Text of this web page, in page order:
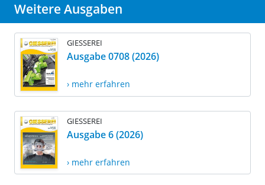
Weitere Ausgaben
GIESSEREI
Ausgabe 0708 (2026)
› mehr erfahren
GIESSEREI
Ausgabe 6 (2026)
› mehr erfahren